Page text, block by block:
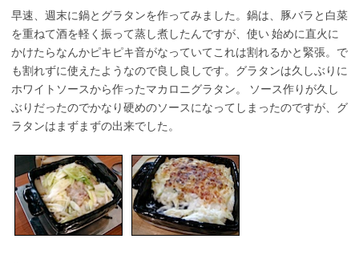
早速、週末に鍋とグラタンを作ってみました。鍋は、豚バラと白菜
を重ねて酒を軽く振って蒸し煮したんですが、使い 始めに直火に
かけたらなんかピキピキ音がなっていてこれは割れるかと緊張。で
も割れずに使えたようなので良し良しです。グラタンは久しぶりに
ホワイトソースから作ったマカロニグラタン。 ソース作りが久し
ぶりだったのでかなり硬めのソースになってしまったのですが、グ
ラタンはまずまずの出来でした。